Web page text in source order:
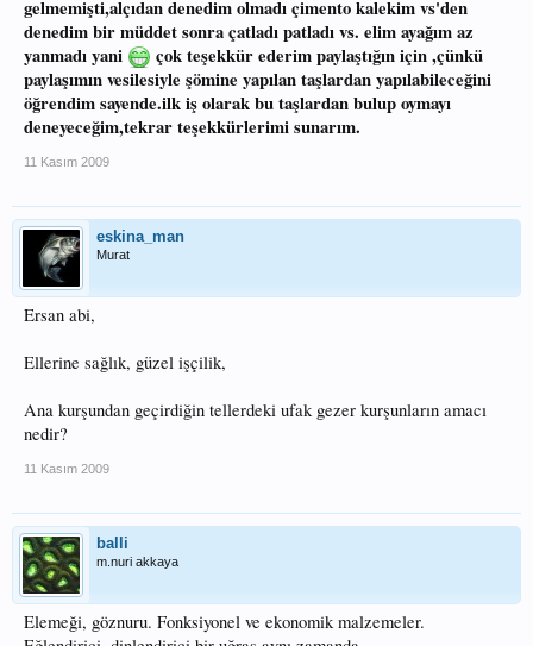
gelmemişti,alçıdan denedim olmadı çimento kalekim vs'den
denedim bir müddet sonra çatladı patladı vs. elim ayağım az
yanmadı yani
çok teşekkür ederim paylaştığın için ,çünkü
paylaşımın vesilesiyle şömine yapılan taşlardan yapılabileceğini
öğrendim sayende.ilk iş olarak bu taşlardan bulup oymayı
deneyeceğim,tekrar teşekkürlerimi sunarım.
11 Kasım 2009
eskina_man
Murat
Ersan abi,
Ellerine sağlık, güzel işçilik,
Ana kurşundan geçirdiğin tellerdeki ufak gezer kurşunların amacı
nedir?
11 Kasım 2009
balli
m.nuri akkaya
Elemeği, göznuru. Fonksiyonel ve ekonomik malzemeler.